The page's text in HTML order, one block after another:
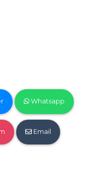
Whatsapp
Email